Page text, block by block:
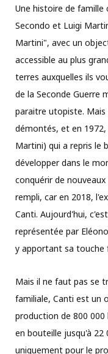
Une histoire de famille
Secondo et Luigi
Martini", avec un
accessible au plus
terres auxquelles ils
de la Seconde Guerre
paraitre utopiste. Mais
démontés, et en 1972,
Martini) qui a repris le
développer dans le
conquérir de
rempli, car en 2018,
Canti. Aujourd'hui,
représentée par
y apportant sa touche
Mais il ne faut pas se
familiale, Canti est un
production de 800
en bouteille jusqu'à 22
uniquement pour le